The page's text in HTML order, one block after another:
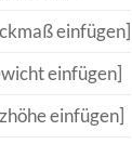
einfügen]
einfügen]
einfügen]